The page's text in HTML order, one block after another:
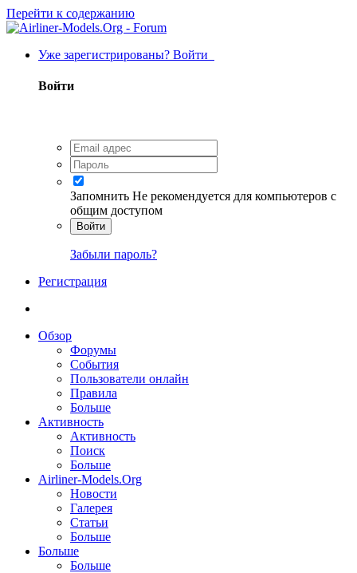
Перейти к содержанию
Уже зарегистрированы? Войти
Войти
Запомнить Не рекомендуется для компьютеров с
общим доступом
Войти
Забыли пароль?
Регистрация
Обзор
Форумы
События
Пользователи онлайн
Правила
Больше
Активность
Активность
Поиск
Больше
Airliner-Models.Org
Новости
Галерея
Статьи
Больше
Больше
Больше